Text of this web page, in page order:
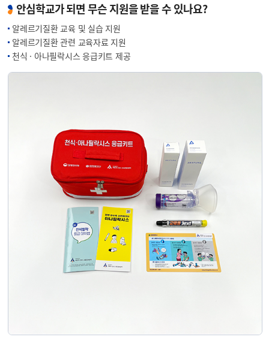
안심학교가 되면 무슨 지원을 받을 수 있나요?
알레르기질환 교육 및 실습 지원
알레르기질환 관련 교육자료 지원
천식 · 아나필락시스 응급키트 제공